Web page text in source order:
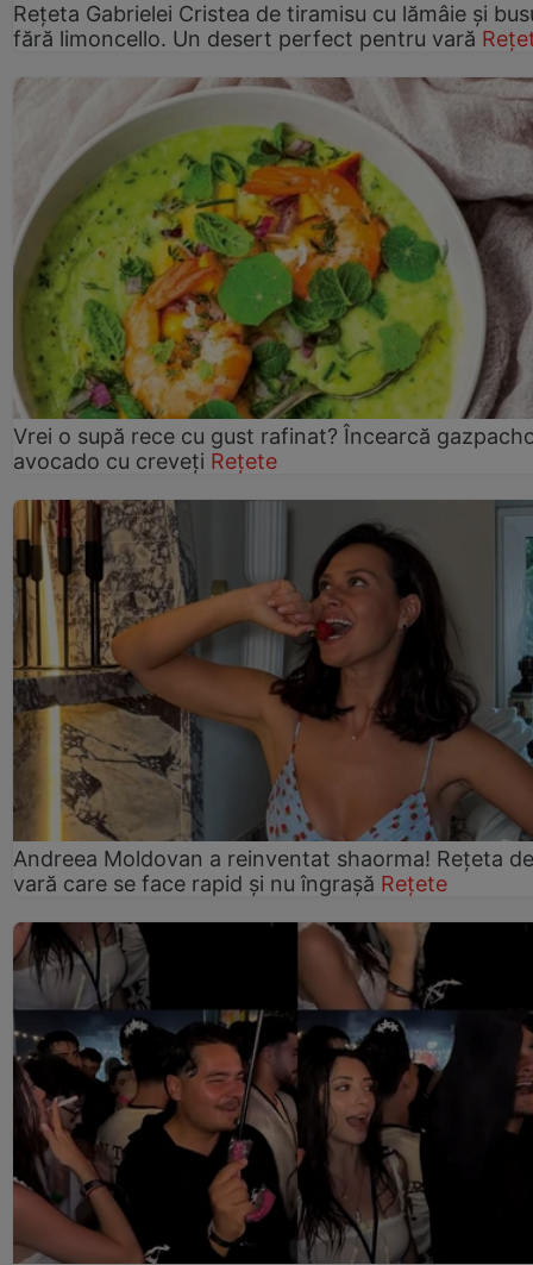
Rețeta Gabrielei Cristea de tiramisu cu lămâie și
fără limoncello. Un desert perfect pentru vară
Vrei o supă rece cu gust rafinat? Încearcă
avocado cu creveți Rețete
Andreea Moldovan a reinventat shaorma! Rețeta de
vară care se face rapid și nu îngrașă Rețete